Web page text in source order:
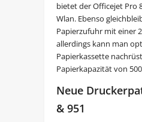
bietet der Officejet Pro
Wlan. Ebenso
Papierzufuhr mit einer
allerdings kann man
Papierkassette
Papierkapazität von
Neue
& 951